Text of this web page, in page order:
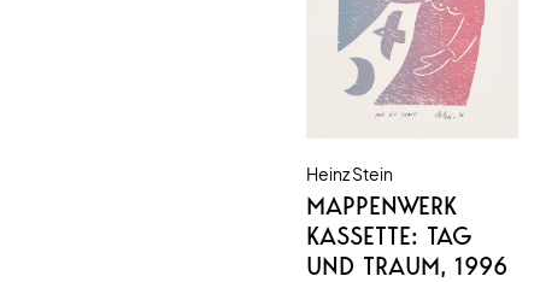
Heinz Stein
MAPPENWERK
KASSETTE: TAG
UND TRAUM, 1996